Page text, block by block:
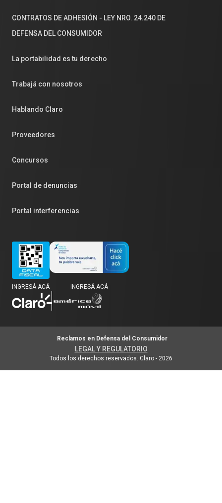
CONTRATOS DE ADHESIÓN - LEY NRO. 24.240 DE
DEFENSA DEL CONSUMIDOR
La portabilidad es tu derecho
Trabajá con nosotros
Hablando Claro
Proveedores
Concursos
Portal de denuncias
Portal interferencias
INGRESÁ ACÁ INGRESÁ ACÁ
Todos los derechos reservados. Claro - 2026
LEGAL Y REGULATORIO
Reclamos en Defensa del Consumidor